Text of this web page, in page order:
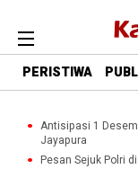
PERISTIWA
Antisipasi 1
Jayapura
Pesan Sejuk Polri